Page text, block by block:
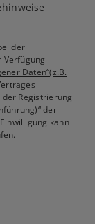
der
Verfügung
Daten“(z.B.
Registrierung
der
kann